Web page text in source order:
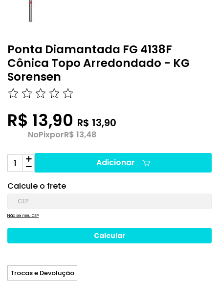
Ponta Diamantada FG 4138F
Cônica Topo Arredondado - KG
Sorensen
R$ 13,90 R$ 13,90
NoPixporR$ 13,48
Adicionar
Calcule o frete
Não sei meu CEP
Trocas e Devolução